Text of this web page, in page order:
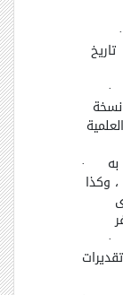
العربية واللغة الإنجليزية معتمدة - 2 نسخة
·
وكذا